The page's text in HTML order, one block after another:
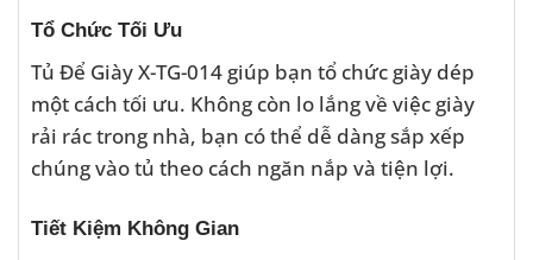
Tổ Chức Tối Ưu
Tủ Để Giày X-TG-014 giúp bạn tổ chức giày dép
một cách tối ưu. Không còn lo lắng về việc giày
rải rác trong nhà, bạn có thể dễ dàng sắp xếp
chúng vào tủ theo cách ngăn nắp và tiện lợi.
Tiết Kiệm Không Gian